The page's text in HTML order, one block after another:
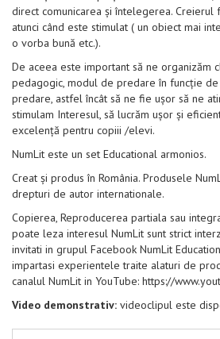
direct comunicarea și întelegerea. Creierul
atunci când este stimulat ( un obiect mai
o vorba bună etc.).
De aceea este important să ne organizăm
pedagogic, modul de predare în funcție
predare, astfel încât să ne fie ușor să ne
stimulam Interesul, să lucrăm ușor și
excelență pentru copiii /elevi.
NumLit este un set Educational armonios.
Creat și produs în România. Produsele
drepturi de autor internationale.
Copierea, Reproducerea partiala sau
poate leza interesul NumLit sunt strict
invitati in grupul Facebook NumLit
impartasi experientele traite alaturi de
canalul NumLit in YouTube: https://
Video demonstrativ: videoclipul este